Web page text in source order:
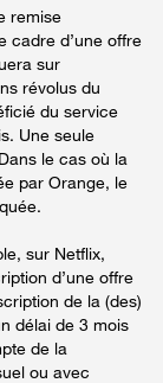
remise
cadre d’une offre
sur
révolus du
du service
Une seule
le cas où la
par Orange, le
sur Netflix,
d’une offre
de la (des)
délai de 3 mois
de la
ou avec